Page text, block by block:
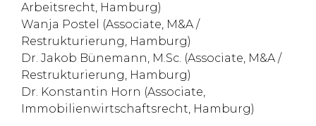
Arbeitsrecht, Hamburg)
Wanja Postel (Associate, M&A /
Restrukturierung, Hamburg)
Dr. Jakob Bünemann, M.Sc. (Associate, M&A /
Restrukturierung, Hamburg)
Dr. Konstantin Horn (Associate,
Immobilienwirtschaftsrecht, Hamburg)